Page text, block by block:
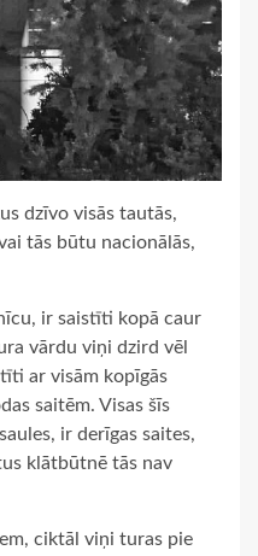
dzīvo visās tautās,
tās būtu nacionālās,
ir saistīti kopā caur
vārdu viņi dzird vēl
ar visām kopīgās
saitēm. Visas šīs
ir derīgas saites,
klātbūtnē tās nav
ciktāl viņi turas pie